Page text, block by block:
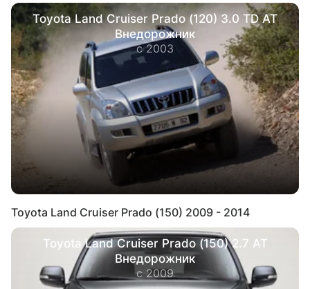
Toyota Land Cruiser Prado (120) 3.0 TD AT
Внедорожник
с 2003
Toyota Land Cruiser Prado (150) 2009 - 2014
Toyota Land Cruiser Prado (150) 2.7 AT
Внедорожник
с 2009